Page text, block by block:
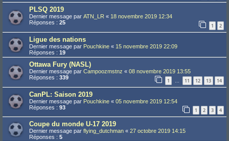
PLSQ 2019
Dernier message par ATN_LR « 18 novembre 2019 12:34
Réponses : 25 1 2
Ligue des nations
Dernier message par Pouchkine « 15 novembre 2019 22:09
Réponses : 19
Ottawa Fury (NASL)
Dernier message par Campoozmstnz « 08 novembre 2019 13:55
Réponses : 339 1 … 11 12 13 14
CanPL: Saison 2019
Dernier message par Pouchkine « 05 novembre 2019 12:54
Réponses : 93 1 2 3 4
Coupe du monde U-17 2019
Dernier message par flying_dutchman « 27 octobre 2019 14:15
Réponses : 5